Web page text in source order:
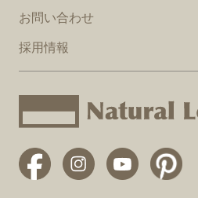
お問い合わせ
採用情報